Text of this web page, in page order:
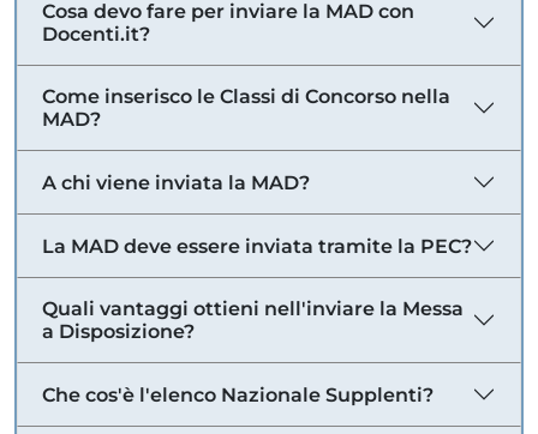
Cosa devo fare per inviare la MAD con
Docenti.it?
Come inserisco le Classi di Concorso nella
MAD?
A chi viene inviata la MAD?
La MAD deve essere inviata tramite la PEC?
Quali vantaggi ottieni nell'inviare la Messa
a Disposizione?
Che cos'è l'elenco Nazionale Supplenti?